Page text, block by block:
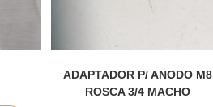
ADAPTADOR P/ ANODO M8
ROSCA 3/4 MACHO